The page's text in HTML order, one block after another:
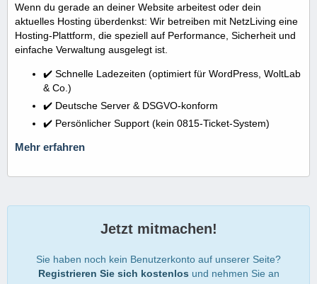
Wenn du gerade an deiner Website arbeitest oder dein
aktuelles Hosting überdenkst: Wir betreiben mit NetzLiving eine
Hosting-Plattform, die speziell auf Performance, Sicherheit und
einfache Verwaltung ausgelegt ist.
✔️ Schnelle Ladezeiten (optimiert für WordPress, WoltLab
& Co.)
✔️ Deutsche Server & DSGVO-konform
✔️ Persönlicher Support (kein 0815-Ticket-System)
Mehr erfahren
Jetzt mitmachen!
Sie haben noch kein Benutzerkonto auf unserer Seite?
Registrieren Sie sich kostenlos und nehmen Sie an